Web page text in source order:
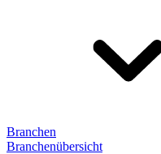
Branchen
Branchenübersicht